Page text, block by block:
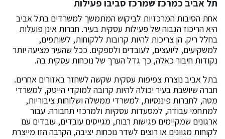
תל אביב כמרכז שמרכז סביבו פעילות
אחת הסיבות המרכזיות לביקוש המתמשך למשרדים בתל אביב
היא הריכוז הגבוה של פעילות עסקית בעיר. חברות אינן פועלות
בחלל ריק. הן צריכות להיות קרובות ללקוחות, לשותפים,
למשקיעים, ליועצים, לעובדים ולספקים. ככל שהעיר מציעה יותר
נקודות חיבור כאלה, כך גדל הערך של נוכחות עסקית בה.
בתל אביב נוצרת צפיפות עסקית שקשה לשחזר באזורים אחרים.
חברה שיושבת בעיר יכולה להיות קרובה למוקדי הייטק, למשרדי
מטה, לחברות פיננסיות, למשרדי ממשלה ושלוחות ציבוריות,
למתחמי עבודה, למסעדות עסקיות ולמרכזי תחבורה. עבור
ארגונים שמקיימים פגישות רבות, מגייסים עובדים, עובדים עם
לקוחות מגוונים או רוצים לשדר נוכחות יציבה, הקרבה הזו מייצרת